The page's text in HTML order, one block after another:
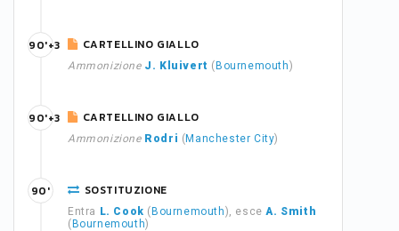
CARTELLINO GIALLO
Ammonizione J. Kluivert ( Bournemouth)
90'+3
CARTELLINO GIALLO
Ammonizione Rodri ( Manchester City)
90'+3
SOSTITUZIONE
Entra L. Cook ( Bournemouth), esceA. Smith
( Bournemouth)
90'